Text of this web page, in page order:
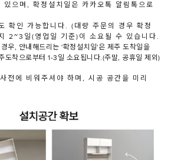
있으며, 확정설치일은 카카오톡 알림톡으로
확인 가능합니다. (대량 주문의 경우 확정
2~3일(영업일 기준)이 소요될 수 있습니다.
우, 안내해드리는 '확정설치일'은 제주 도착일을
도착으로부터 1-3일 소요됩니다.(주말, 공휴일 제외)
전에 비워주셔야 하며, 시공 공간을 미리